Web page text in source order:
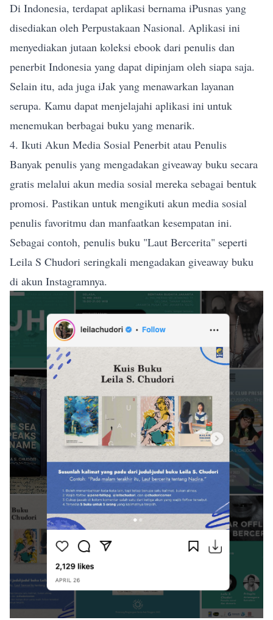
Di Indonesia, terdapat aplikasi bernama iPusnas yang
disediakan oleh Perpustakaan Nasional. Aplikasi ini
menyediakan jutaan koleksi ebook dari penulis dan
penerbit Indonesia yang dapat dipinjam oleh siapa saja.
Selain itu, ada juga iJak yang menawarkan layanan
serupa. Kamu dapat menjelajahi aplikasi ini untuk
menemukan berbagai buku yang menarik.
4. Ikuti Akun Media Sosial Penerbit atau Penulis
Banyak penulis yang mengadakan giveaway buku secara
gratis melalui akun media sosial mereka sebagai bentuk
promosi. Pastikan untuk mengikuti akun media sosial
penulis favoritmu dan manfaatkan kesempatan ini.
Sebagai contoh, penulis buku "Laut Bercerita" seperti
Leila S Chudori seringkali mengadakan giveaway buku
di akun Instagramnya.